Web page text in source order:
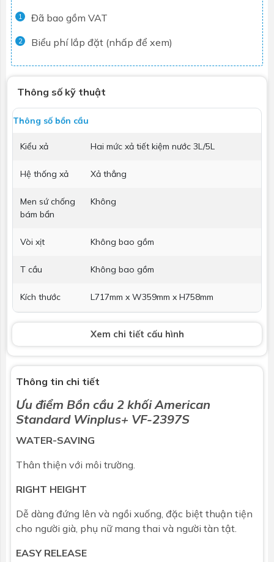
1 Đã bao gồm VAT
2 Biểu phí lắp đặt (nhấp để xem)
Thông số kỹ thuật
Thông số bồn cầu
Kiểu xả Hai mức xả tiết kiệm nước 3L/5L
Hệ thống xả Xả thẳng
Men sứ chống
bám bẩn
Không
Vòi xịt Không bao gồm
T cầu Không bao gồm
Kích thước L717mm x W359mm x H758mm
Bảo hành Nhấp để xem chính sách bảo hành
Nắp và bệ
ngồi đóng êm
Nắp đóng êm
Phạm vi áp
0.03 - 0.8Mpa
Kiểu cấp nước
Khối lượng 2,8kg
sinh vòi phun
Xem chi tiết cấu hình
Thông tin chi tiết
Ưu điểm Bồn cầu 2 khốiAmerican
Standard Winplus+ VF-2397S
WATER-SAVING
Thân thiện với môi trường.
RIGHT HEIGHT
Dễ dàng đứng lên và ngồi xuống, đặc biệt thuận tiện
cho người già, phụ nữ mang thai và người tàn tật.
EASY RELEASE